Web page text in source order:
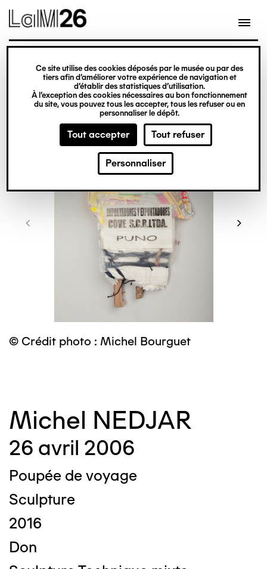
Gestion des cookies
Ce site utilise des cookies déposés par le musée ou par des
tiers afin d’améliorer votre expérience de navigation et
d’établir des statistiques d’utilisation.
À l’exception des cookies nécessaires au bon fonctionnement
du site, vous pouvez tous les accepter, tous les refuser ou en
personnaliser le dépôt.
Tout accepter Tout refuser
Personnaliser
contenu
© Crédit photo : Michel Bourguet
Michel NEDJAR
26 avril 2006
Poupée de voyage
Sculpture
2016
Don